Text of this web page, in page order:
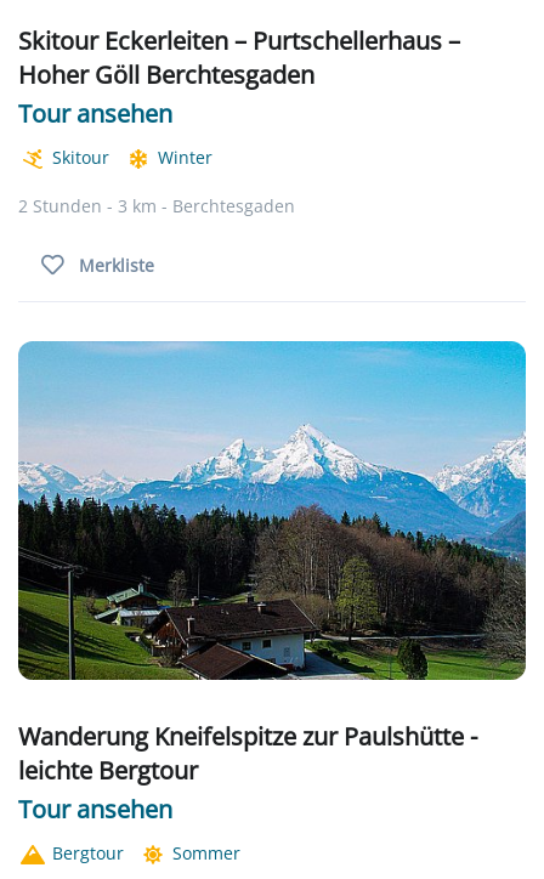
Skitour Eckerleiten – Purtschellerhaus –
Hoher Göll Berchtesgaden
Tour ansehen
Skitour Winter
2 Stunden - 3 km - Berchtesgaden
Merkliste
Wanderung Kneifelspitze zur Paulshütte -
leichte Bergtour
Tour ansehen
Bergtour Sommer